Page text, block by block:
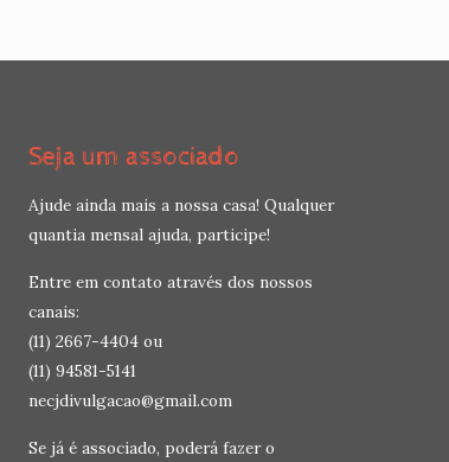
Seja um associado
Ajude ainda mais a nossa casa! Qualquer
quantia mensal ajuda, participe!
Entre em contato através dos nossos
canais:
(11) 2667-4404 ou
(11) 94581-5141
necjdivulgacao@gmail.com
Se já é associado, poderá fazer o